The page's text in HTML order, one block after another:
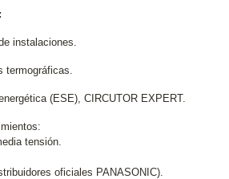
instalaciones.
termográficas.
(ESE), CIRCUTOR EXPERT.
tensión.
oficiales PANASONIC).